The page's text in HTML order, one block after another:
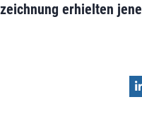
erhielten jene